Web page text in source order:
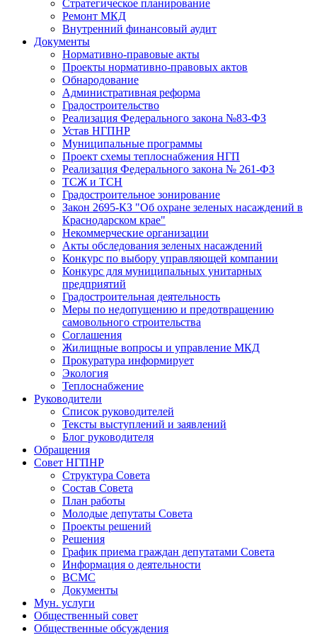
Стратегическое планирование
Ремонт МКД
Внутренний финансовый аудит
Документы
Нормативно-правовые акты
Проекты нормативно-правовых актов
Обнародование
Административная реформа
Градостроительство
Реализация Федерального закона №83-ФЗ
Устав НГПНР
Муниципальные программы
Проект схемы теплоснабжения НГП
Реализация Федерального закона № 261-ФЗ
ТСЖ и ТСН
Градостроительное зонирование
Закон 2695-КЗ "Об охране зеленых насаждений в
Краснодарском крае"
Некоммерческие организации
Акты обследования зеленых насаждений
Конкурс по выбору управляющей компании
Конкурс для муниципальных унитарных
предприятий
Градостроительная деятельность
Меры по недопущению и предотвращению
самовольного строительства
Соглашения
Жилищные вопросы и управление МКД
Прокуратура информирует
Экология
Теплоснабжение
Руководители
Список руководителей
Тексты выступлений и заявлений
Блог руководителя
Обращения
Совет НГПНР
Структура Совета
Состав Совета
План работы
Молодые депутаты Совета
Проекты решений
Решения
График приема граждан депутатами Совета
Информация о деятельности
ВСМС
Документы
Мун. услуги
Общественный совет
Общественные обсуждения